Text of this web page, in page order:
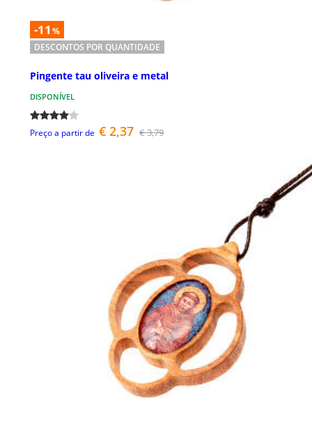
-11 %
DESCONTOS POR QUANTIDADE
Pingente tau oliveira e metal
DISPONÍVEL
Preço a partir de € 2,37 € 3,79